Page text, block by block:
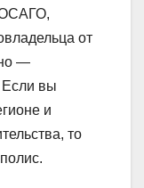
ОСАГО,
от
—
Если вы
и
то